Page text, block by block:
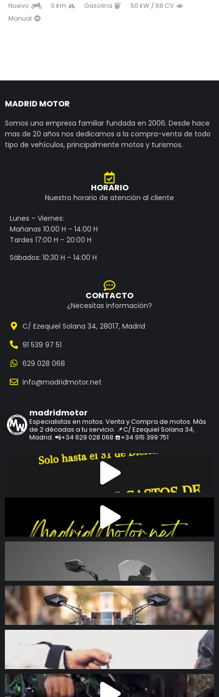
Nuevo 0 km Gasolina
50 kW / 68 CV
Manual
MADRID MOTOR
Somos una empresa familiar fundada en 2006. Desde hace
mas de 20 años nos dedicamos a la compra-venta de todo
tipo de vehículos, principalmente motos y turismos.
HORARIO
Nuestro horario de atención al cliente
Lunes – Viernes:
Mañanas 10:00 H – 14:00 H
Tardes 17:00 H – 20:00 H
Sábados: 10:30 H – 14:00 H
CONTACTO
¿Necesitas información?
C/ Ezequiel Solana 34, 28017, Madrid
91 539 97 51
629 028 068
info@madridmotor.net
madridmotor
Especialistas en motos. Venta y Compra de motos. Más
de 2 décadas a tu servicio. 📌C/ Ezequiel Solana 34,
Madrid. 📲+34 629 028 068 ☎️+34 915 399 751